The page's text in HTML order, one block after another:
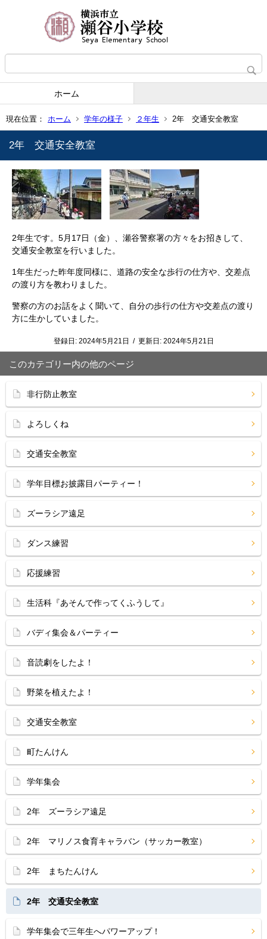
ホーム
現在位置： ホーム 学年の様子 ２年生 2年 交通安全教室
2年 交通安全教室
2年生です。5月17日（金）、瀬谷警察署の方々をお招きして、
交通安全教室を行いました。
1年生だった昨年度同様に、道路の安全な歩行の仕方や、交差点
の渡り方を教わりました。
警察の方のお話をよく聞いて、自分の歩行の仕方や交差点の渡り
方に生かしていました。
登録日: 2024年5月21日 / 更新日: 2024年5月21日
このカテゴリー内の他のページ
非行防止教室
よろしくね
交通安全教室
学年目標お披露目パーティー！
ズーラシア遠足
ダンス練習
応援練習
生活科『あそんで作ってくふうして』
バディ集会＆パーティー
音読劇をしたよ！
野菜を植えたよ！
交通安全教室
町たんけん
学年集会
2年 ズーラシア遠足
2年 マリノス食育キャラバン（サッカー教室）
2年 まちたんけん
2年 交通安全教室
学年集会で三年生へパワーアップ！